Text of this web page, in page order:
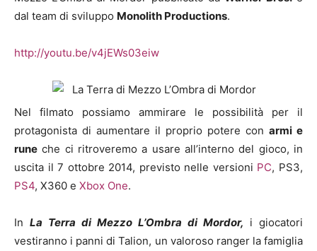
dal team di sviluppo Monolith Productions.
http://youtu.be/v4jEWs03eiw
Nel filmato possiamo ammirare le possibilità per il
protagonista di aumentare il proprio potere con armi e
rune che ci ritroveremo a usare all’interno del gioco, in
uscita il 7 ottobre 2014, previsto nelle versioni PC, PS3,
PS4, X360 e Xbox One.
In La Terra di Mezzo L’Ombra di Mordor, i giocatori
vestiranno i panni di Talion, un valoroso ranger la famiglia